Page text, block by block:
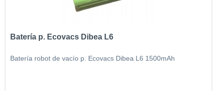
Batería p. Ecovacs Dibea L6
Batería robot de vacío p. Ecovacs Dibea L6 1500mAh